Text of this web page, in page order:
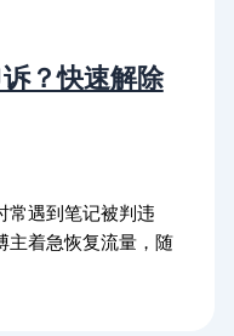
？快速解除
常遇到笔记被判违
主着急恢复流量，随